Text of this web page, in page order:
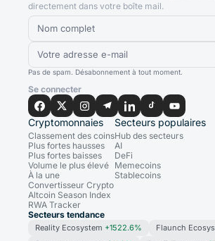
directement dans votre boîte mail.
Pas de spam. Désabonnement à tout moment.
Se connecter
Cryptomonnaies
Classement des coins
Plus fortes hausses
Plus fortes baisses
Volume le plus élevé
À la une
Convertisseur Crypto
Altcoin Season Index
RWA Tracker
Secteurs populaires
Hub des secteurs
AI
DeFi
Memecoins
Stablecoins
Secteurs tendance
Reality Ecosystem +1522.6% Flaunch